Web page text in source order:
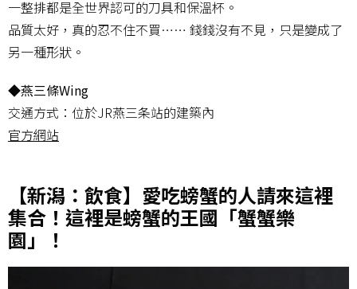
一整排都是全世界認可的刀具和保溫杯。
品質太好，真的忍不住不買…… 錢錢沒有不見，只是變成了
另一種形狀。
◆燕三條Wing
交通方式：位於JR燕三条站的建築內
官方網站
【新潟：飲食】愛吃螃蟹的人請來這裡
集合！這裡是螃蟹的王國「蟹蟹樂
園」！